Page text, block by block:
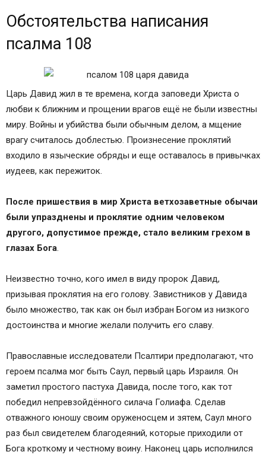
Обстоятельства написания
псалма 108
Царь Давид жил в те времена, когда заповеди Христа о
любви к ближним и прощении врагов ещё не были известны
миру. Войны и убийства были обычным делом, а мщение
врагу считалось доблестью. Произнесение проклятий
входило в языческие обряды и еще оставалось в привычках
иудеев, как пережиток.
После пришествия в мир Христа ветхозаветные обычаи
были упразднены и проклятие одним человеком
другого, допустимое прежде, стало великим грехом в
глазах Бога.
Неизвестно точно, кого имел в виду пророк Давид,
призывая проклятия на его голову. Завистников у Давида
было множество, так как он был избран Богом из низкого
достоинства и многие желали получить его славу.
Православные исследователи Псалтири предполагают, что
героем псалма мог быть Саул, первый царь Израиля. Он
заметил простого пастуха Давида, после того, как тот
победил непревзойдённого силача Голиафа. Сделав
отважного юношу своим оруженосцем и зятем, Саул много
раз был свидетелем благодеяний, которые приходили от
Бога кроткому и честному воину. Наконец царь исполнился